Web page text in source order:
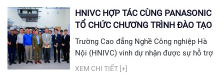
HNIVC HỢP TÁC CÙNG PANASONIC
TỔ CHỨC CHƯƠNG TRÌNH ĐÀO TẠO
CHUYÊN SÂU CHO SINH VIÊN
NGÀNH KỸ THUẬT MÁY LẠNH &
Trường Cao đẳng Nghề Công nghiệp Hà
Nội (HNIVC) vinh dự nhận được sự hỗ trợ
từ Công ty TNHH Panasonic Việt Nam –
XEM CHI TIẾT [+]